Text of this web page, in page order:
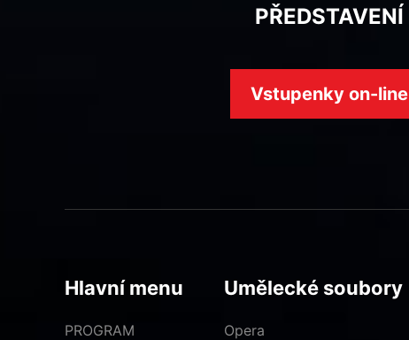
PŘEDSTAVENÍ
Vstupenky on-line
Hlavní menu
PROGRAM
Umělecké soubory
Opera